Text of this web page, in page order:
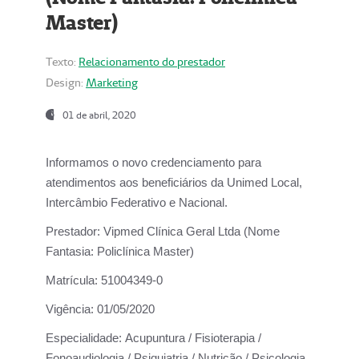
Master)
Texto: Relacionamento do prestador
Design: Marketing
01 de abril, 2020
Informamos o novo credenciamento para
atendimentos aos beneficiários da Unimed Local,
Intercâmbio Federativo e Nacional.
Prestador: Vipmed Clínica Geral Ltda (Nome
Fantasia: Policlínica Master)
Matrícula: 51004349-0
Vigência: 01/05/2020
Especialidade: Acupuntura / Fisioterapia /